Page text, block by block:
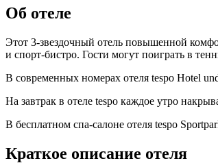
Об отеле
Этот 3-звездочный отель повышенной
и спорт-бистро. Гости могут поиграть в
В современных номерах отеля tespo Hotel
На завтрак в отеле tespo каждое утро
В бесплатном спа-салоне отеля tespo
Краткое описание отеля